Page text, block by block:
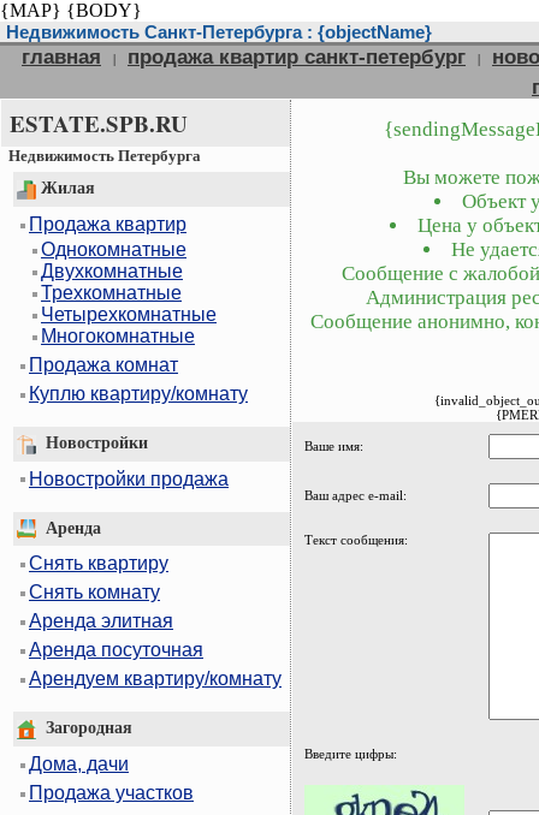
{MAP} {BODY}
Недвижимость Санкт-Петербурга : {objectName}
главная | продажа квартир санкт-петербург |
ESTATE.SPB.RU
Недвижимость Петербурга
Жилая
Продажа квартир
Однокомнатные
Двухкомнатные
Трехкомнатные
Четырехкомнатные
Многокомнатные
Продажа комнат
Куплю квартиру/комнату
Новостройки
Новостройки продажа
Аренда
Снять квартиру
Снять комнату
Аренда элитная
Аренда посуточная
Арендуем квартиру/комнату
Загородная
Дома, дачи
Продажа участков
Вы можете
Объект
Цена у
Не
Сообщение с жалобой
Администрация
Сообщение анонимно,
Ваше имя:
Ваш адрес e-mail:
Текст сообщения:
Введите цифры: